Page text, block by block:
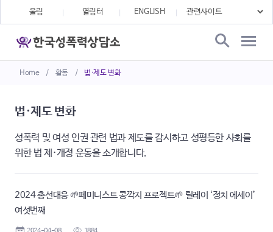
Home / 활동 / 법·제도 변화
울림 열림터 ENGLISH
법·제도 변화
성폭력 및 여성 인권 관련 법과 제도를 감시하고 성평등한 사회를
위한 법 제·개정 운동을 소개합니다.
2024 총선대응 🌱페미니스트 콩깍지 프로젝트🌱 릴레이 ‘정치 에세이’
여섯번째
2024-04-08 1884